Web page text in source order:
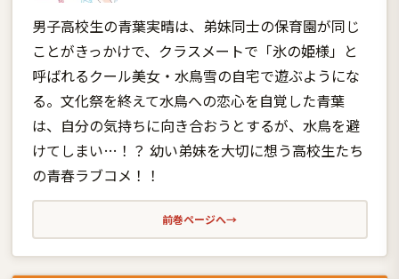
男子高校生の青葉実晴は、弟妹同士の保育園が同じ
ことがきっかけで、クラスメートで「氷の姫様」と
呼ばれるクール美女・水鳥雪の自宅で遊ぶようにな
る。文化祭を終えて水鳥への恋心を自覚した青葉
は、自分の気持ちに向き合おうとするが、水鳥を避
けてしまい…！？ 幼い弟妹を大切に想う高校生たち
の青春ラブコメ！！
前巻ページへ→